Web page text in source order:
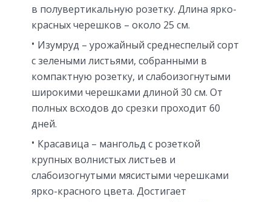
в полувертикальную розетку. Длина ярко-
красных черешков – около 25 см.
Изумруд – урожайный среднеспелый сорт
с зелеными листьями, собранными в
компактную розетку, и слабоизогнутыми
широкими черешками длиной 30 см. От
полных всходов до срезки проходит 60
дней.
Красавица – мангольд с розеткой
крупных волнистых листьев и
слабоизогнутыми мясистыми черешками
ярко-красного цвета. Достигает